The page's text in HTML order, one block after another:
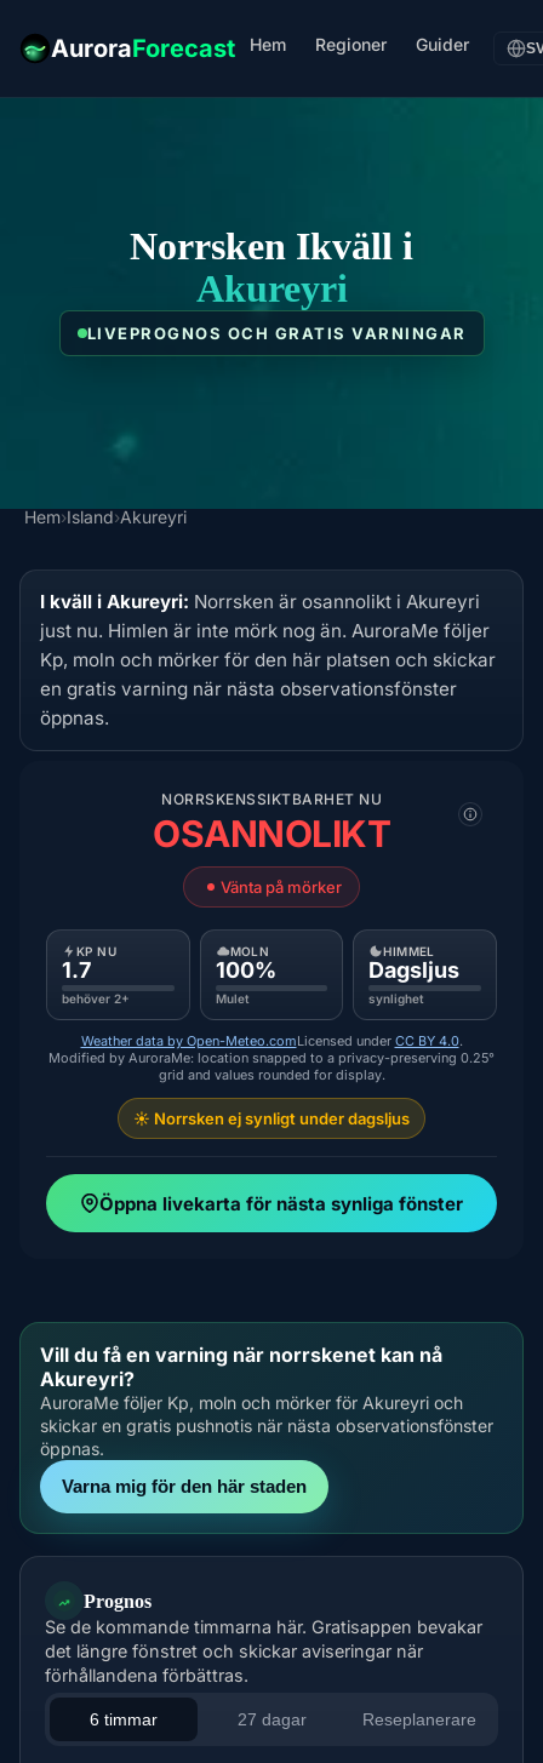
AuroraForecast Hem Regioner Guider
Norrsken Ikväll i
Akureyri
LIVEPROGNOS OCH GRATIS VARNINGAR
Hem›Island›Akureyri
I kväll i Akureyri: Norrsken är osannolikt i Akureyri
just nu. Himlen är inte mörk nog än. AuroraMe följer
Kp, moln och mörker för den här platsen och skickar
en gratis varning när nästa observationsfönster
öppnas.
NORRSKENSSIKTBARHET NU
OSANNOLIKT
Vänta på mörker
KP NU
1.7
behöver 2+
MOLN
100%
Mulet
HIMMEL
Dagsljus
synlighet
Weather data by Open-Meteo.comLicensed under CC BY 4.0.
Modified by AuroraMe: location snapped to a privacy-preserving 0.25°
grid and values rounded for display.
☀️ Norrsken ej synligt under dagsljus
Öppna livekarta för nästa synliga fönster
Vill du få en varning när norrskenet kan nå
Akureyri?
AuroraMe följer Kp, moln och mörker för Akureyri och
skickar en gratis pushnotis när nästa observationsfönster
öppnas.
Varna mig för den här staden
Prognos
Se de kommande timmarna här. Gratisappen bevakar
det längre fönstret och skickar aviseringar när
förhållandena förbättras.
6 timmar 27 dagar Reseplanerare